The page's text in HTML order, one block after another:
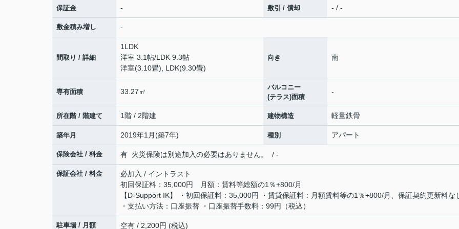
保証金 - 敷引 / 償却 - / -
敷金積み増し -
間取り / 詳細
1LDK
洋室 3.1帖/LDK 9.3帖
洋室(3.10畳), LDK(9.30畳)
向き 南
専有面積 33.27㎡
バルコニー
(テラス)面積
-
所在階 / 階建て 1階 / 2階建 建物構造 軽量鉄骨
築年月 2019年1月(築7年) 種別 アパート
保険会社 / 料金 有 火災保険は別途加入の必要はありません。 / -
保証会社 / 料金
必加入 / イントラスト
初回保証料：35,000円 月額：賃料等総額の1％+800/月
【D-Support IK】 ・初回保証料：35,000円 ・賃貸保証料：月額賃料等の1％+800/月、保証契約更新料な
・支払い方法：口座振替 ・口座振替手数料：99円（税込）
駐車場 / 月額 空有 / 2,200円 (税込)